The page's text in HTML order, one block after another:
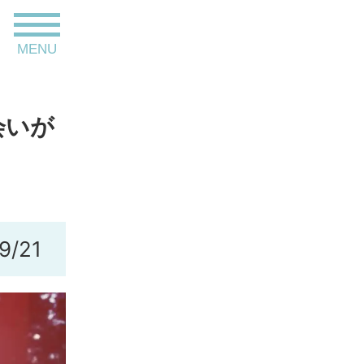
toggle
MENU
いが
21